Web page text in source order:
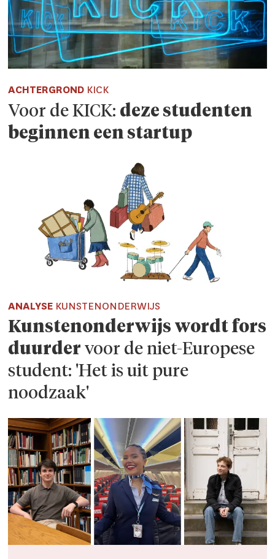
ACHTERGROND KICK
Voor de KICK: deze studenten
beginnen een startup
ANALYSE KUNSTENONDERWIJS
Kunstenonderwijs wordt fors
duurder voor de niet-Europese
student: 'Het is uit pure
noodzaak'